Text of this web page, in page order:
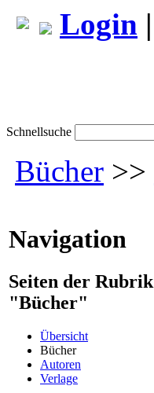
Login |
Schnellsuche
Bücher >>
Navigation
Seiten der Rubrik
"Bücher"
Übersicht
Bücher
Autoren
Verlage